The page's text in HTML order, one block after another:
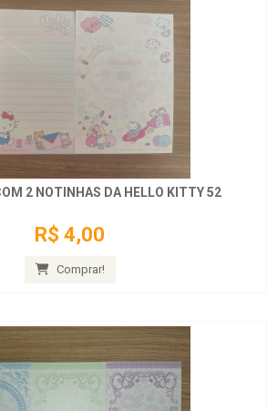
2 NOTINHAS DA HELLO KITTY 52
R$ 4,00
Comprar!